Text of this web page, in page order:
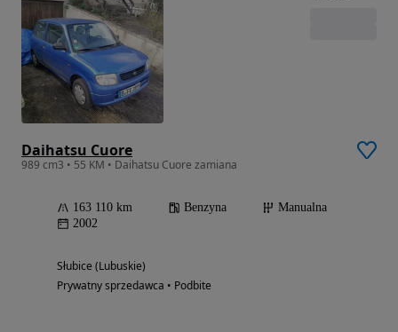
Daihatsu Cuore
989 cm3 • 55 KM • Daihatsu Cuore zamiana
163 110 km Benzyna
Manualna
2002
Słubice (Lubuskie)
Prywatny sprzedawca • Podbite